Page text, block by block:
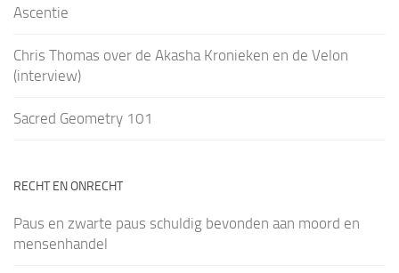
Ascentie
Chris Thomas over de Akasha Kronieken en de Velon
(interview)
Sacred Geometry 101
RECHT EN ONRECHT
Paus en zwarte paus schuldig bevonden aan moord en
mensenhandel